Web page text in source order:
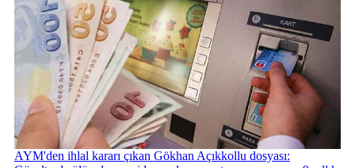
AYM'den ihlal kararı çıkan Gökhan Açıkkollu dosyası: